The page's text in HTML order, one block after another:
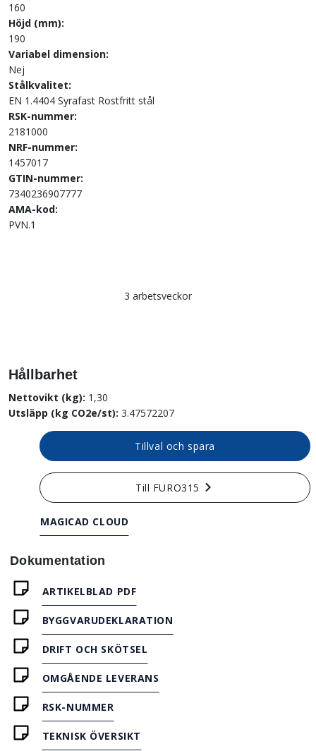
160
Höjd (mm):
190
Variabel dimension:
Nej
Stålkvalitet:
EN 1.4404 Syrafast Rostfritt stål
RSK-nummer:
2181000
NRF-nummer:
1457017
GTIN-nummer:
7340236907777
AMA-kod:
PVN.1
3 arbetsveckor
Hållbarhet
Nettovikt (kg): 1,30
Utsläpp (kg CO2e/st): 3.47572207
Tillval och spara
Till FURO315
MAGICAD CLOUD
Dokumentation
ARTIKELBLAD PDF
BYGGVARUDEKLARATION
DRIFT OCH SKÖTSEL
OMGÅENDE LEVERANS
RSK-NUMMER
TEKNISK ÖVERSIKT